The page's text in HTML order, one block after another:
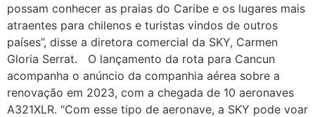
possam conhecer as praias do Caribe e os lugares mais
atraentes para chilenos e turistas vindos de outros
países”, disse a diretora comercial da SKY, Carmen
Gloria Serrat. O lançamento da rota para Cancun
acompanha o anúncio da companhia aérea sobre a
renovação em 2023, com a chegada de 10 aeronaves
A321XLR. “Com esse tipo de aeronave, a SKY pode voar